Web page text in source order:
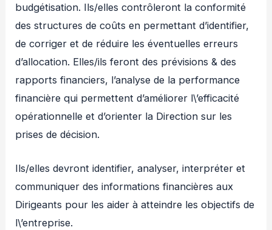
budgétisation. Ils/elles contrôleront la conformité
des structures de coûts en permettant d’identifier,
de corriger et de réduire les éventuelles erreurs
d’allocation. Elles/ils feront des prévisions & des
rapports financiers, l’analyse de la performance
financière qui permettent d’améliorer l\’efficacité
opérationnelle et d’orienter la Direction sur les
prises de décision.
Ils/elles devront identifier, analyser, interpréter et
communiquer des informations financières aux
Dirigeants pour les aider à atteindre les objectifs de
l\’entreprise.